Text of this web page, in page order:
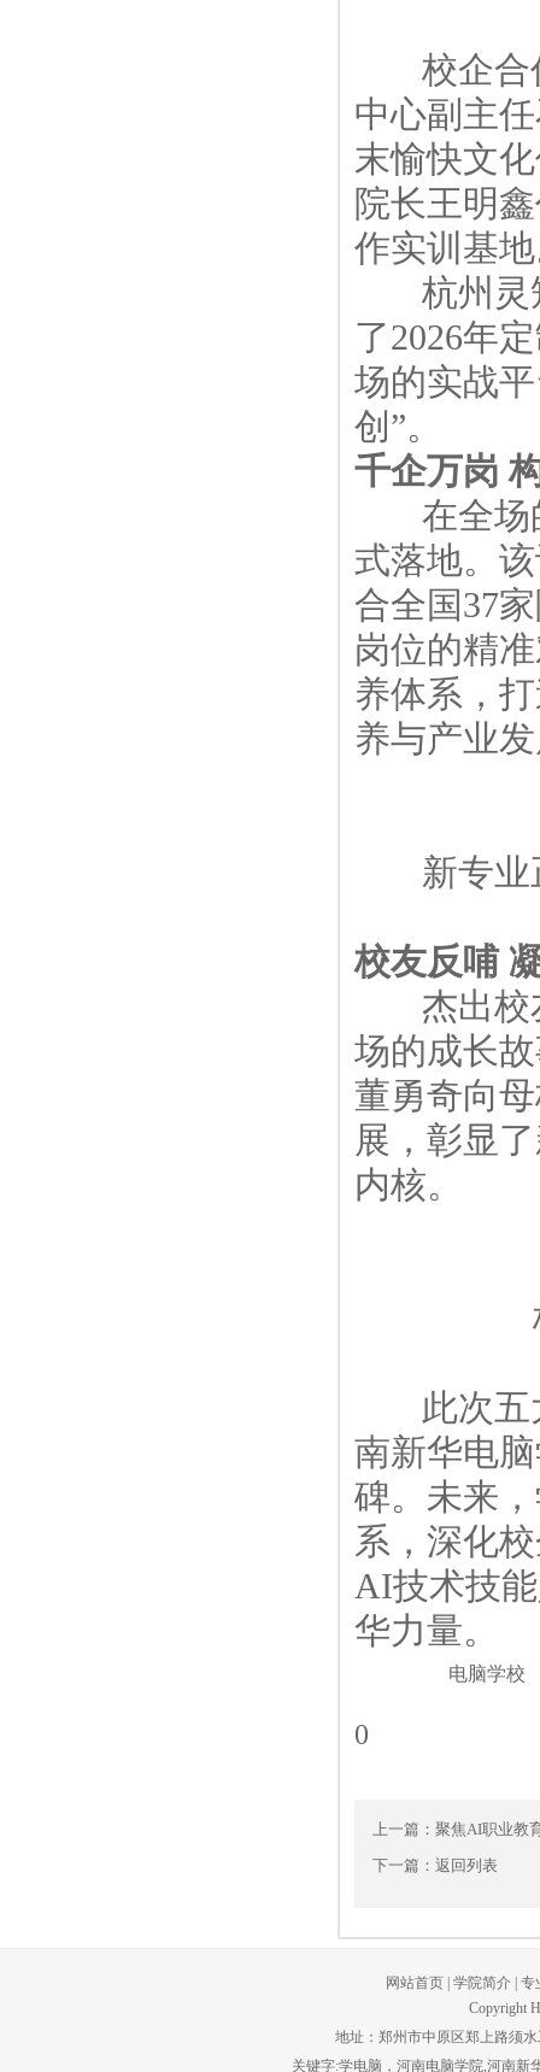
校企合作
中心副主
末愉快文
院长王明
作实训基
杭州灵矩
了2026年
场的实战
创”。
千企万岗
在全场的
式落地。
合全国37
岗位的精
养体系，
养与产业
新专
校友反哺
杰出校友
场的成长
董勇奇向
展，彰显
内核。
此次五大
南新华电
碑。未来
系，深化
AI技术技
华力量。
电脑学校
0
上一篇： 聚焦AI职业教
下一篇： 返回列表
网站首页 学院简介 专
Copyright
地址：郑州市中原区郑上路须水
关键字:学电脑，河南电脑学院,河南新